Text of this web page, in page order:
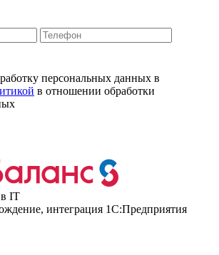
персональных данных в
в отношении обработки
в IT
интеграция 1С:Предприятия